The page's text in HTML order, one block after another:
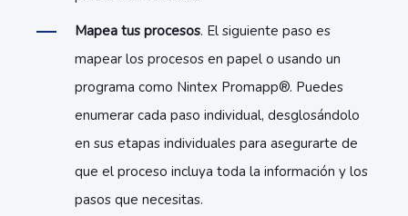
Mapea tus procesos. El siguiente paso es
mapear los procesos en papel o usando un
programa como Nintex Promapp®. Puedes
enumerar cada paso individual, desglosándolo
en sus etapas individuales para asegurarte de
que el proceso incluya toda la información y los
pasos que necesitas.